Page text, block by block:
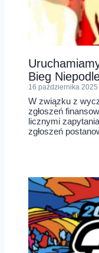
Bieg
16 października 2025
W związku z
zgłoszeń
licznymi
zgłoszeń